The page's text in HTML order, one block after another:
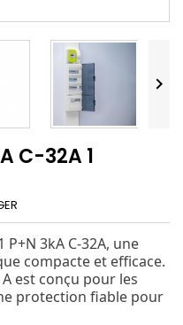

C-32A 1
3kA C-32A, une
compacte et efficace.
est conçu pour les
protection fiable pour